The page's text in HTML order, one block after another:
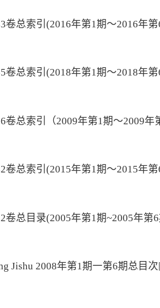
卷总索引(2016年第1期～2016年
卷总索引(2018年第1期～2018年
卷总索引（2009年第1期～2009年
卷总索引(2015年第1期～2015年
卷总目录(2005年第1期~2005年第
Jishu 2008年第1期一第6期总目次